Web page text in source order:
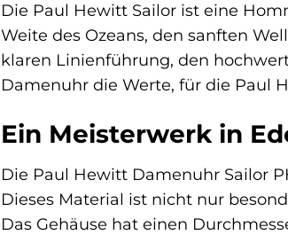
Die Paul Hewitt Sailor ist eine
Weite des Ozeans, den sanften
klaren Linienführung, den
Damenuhr die Werte, für die Paul
Ein Meisterwerk in
Die Paul Hewitt Damenuhr Sailor
Dieses Material ist nicht nur
Das Gehäuse hat einen